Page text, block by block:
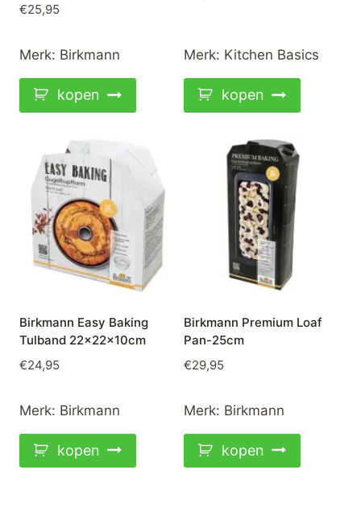
€25,95
Merk: Birkmann
kopen
Merk: Kitchen Basics
kopen
Birkmann Easy Baking
Tulband 22x22x10cm
€24,95
Merk: Birkmann
kopen
Birkmann Premium Loaf
Pan-25cm
€29,95
Merk: Birkmann
kopen